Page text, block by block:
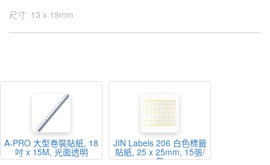
尺寸: 13 x 19mm
A-PRO 大型卷裝貼紙, 18
吋 x 15M, 光面透明
JIN Labels 206 白色標籤
貼紙, 25 x 25mm, 15張/
包